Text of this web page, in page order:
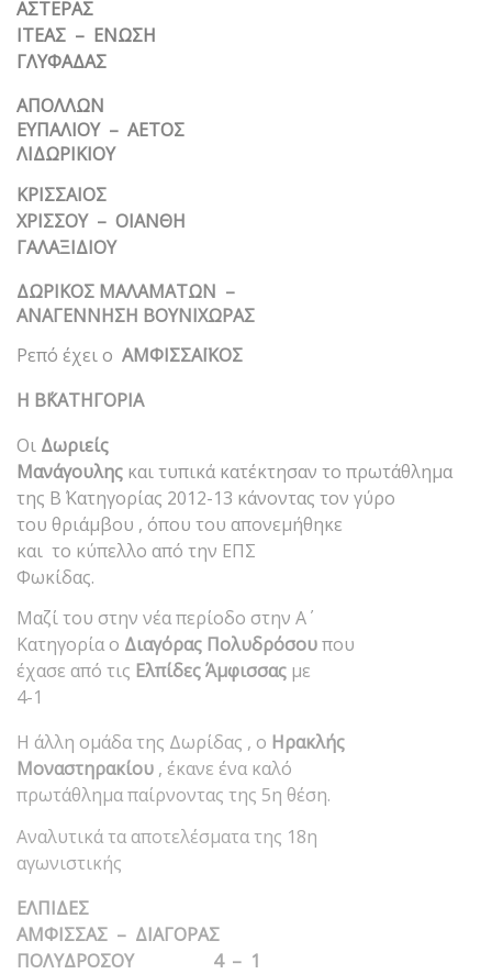
ΑΣΤΕΡΑΣ
ΙΤΕΑΣ – ΕΝΩΣΗ
ΓΛΥΦΑΔΑΣ
ΑΠΟΛΛΩΝ
ΕΥΠΑΛΙΟΥ – ΑΕΤΟΣ
ΛΙΔΩΡΙΚΙΟΥ
ΚΡΙΣΣΑΙΟΣ
ΧΡΙΣΣΟΥ – ΟΙΑΝΘΗ
ΓΑΛΑΞΙΔΙΟΥ
ΔΩΡΙΚΟΣ ΜΑΛΑΜΑΤΩΝ –
ΑΝΑΓΕΝΝΗΣΗ ΒΟΥΝΙΧΩΡΑΣ
Ρεπό έχει ο ΑΜΦΙΣΣΑΪΚΟΣ
Η Β΄ΚΑΤΗΓΟΡΙΑ
Οι Δωριείς
Μανάγουλης και τυπικά κατέκτησαν το πρωτάθλημα
της Β΄ Κατηγορίας 2012-13 κάνοντας τον γύρο
του θριάμβου , όπου του απονεμήθηκε
και το κύπελλο από την ΕΠΣ
Φωκίδας.
Μαζί του στην νέα περίοδο στην Α΄
Κατηγορία ο Διαγόρας Πολυδρόσουπου
έχασε από τις Ελπίδες Άμφισσας με
4-1
Η άλλη ομάδα της Δωρίδας , ο Ηρακλής
Μοναστηρακίου , έκανε ένα καλό
πρωτάθλημα παίρνοντας της 5η θέση.
Αναλυτικά τα αποτελέσματα της 18η
αγωνιστικής
ΕΛΠΙΔΕΣ
ΑΜΦΙΣΣΑΣ – ΔΙΑΓΟΡΑΣ
ΠΟΛΥΔΡΟΣΟΥ 4 – 1